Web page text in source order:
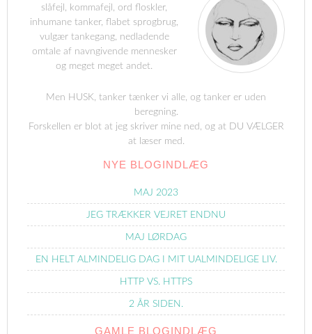
slåfejl, kommafejl, ord floskler,
inhumane tanker, flabet sprogbrug,
vulgær tankegang, nedladende
omtale af navngivende mennesker
og meget meget andet.
Men HUSK, tanker tænker vi alle, og tanker er uden
beregning.
Forskellen er blot at jeg skriver mine ned, og at DU VÆLGER
at læser med.
NYE BLOGINDLÆG
MAJ 2023
JEG TRÆKKER VEJRET ENDNU
MAJ LØRDAG
EN HELT ALMINDELIG DAG I MIT UALMINDELIGE LIV.
HTTP VS. HTTPS
2 ÅR SIDEN.
GAMLE BLOGINDLÆG